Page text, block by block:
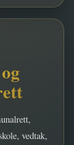
vedtak,